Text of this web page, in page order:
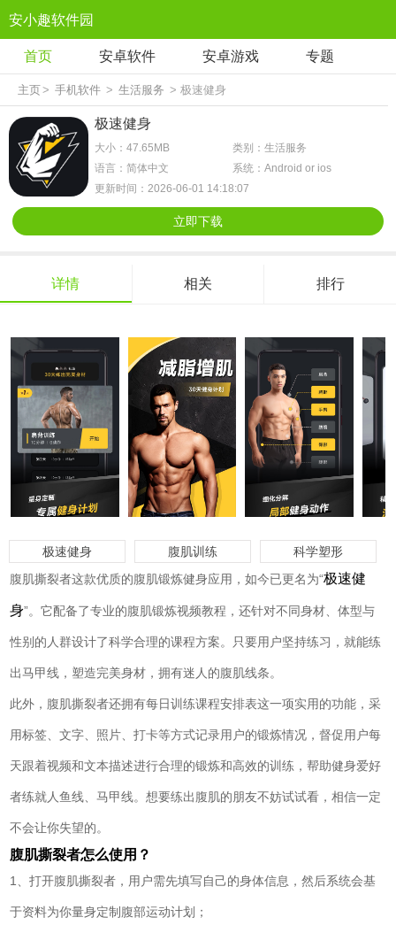
安小趣软件园
首页 安卓软件 安卓游戏 专题
主页> 手机软件 > 生活服务 > 极速健身
极速健身
大小：47.65MB
类别：生活服务
语言：简体中文
系统：Android or ios
更新时间：2026-06-01 14:18:07
立即下载
详情 相关 排行
极速健身 腹肌训练
科学塑形
腹肌撕裂者这款优质的腹肌锻炼健身应用，如今已更名为“极速健
身”。它配备了专业的腹肌锻炼视频教程，还针对不同身材、体型与
性别的人群设计了科学合理的课程方案。只要用户坚持练习，就能练
出马甲线，塑造完美身材，拥有迷人的腹肌线条。
此外，腹肌撕裂者还拥有每日训练课程安排表这一项实用的功能，采
用标签、文字、照片、打卡等方式记录用户的锻炼情况，督促用户每
天跟着视频和文本描述进行合理的锻炼和高效的训练，帮助健身爱好
者练就人鱼线、马甲线。想要练出腹肌的朋友不妨试试看，相信一定
不会让你失望的。
腹肌撕裂者怎么使用？
1、打开腹肌撕裂者，用户需先填写自己的身体信息，然后系统会基
于资料为你量身定制腹部运动计划；